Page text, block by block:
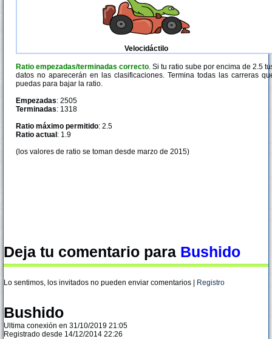
Velocidáctilo
Ratio empezadas/terminadas correcto. Si tu ratio sube por encima de 2.5
datos no aparecerán en las clasificaciones. Termina todas las carreras
puedas para bajar la ratio.
Empezadas: 2505
Terminadas: 1318
Ratio máximo permitido: 2.5
Ratio actual : 1.9
(los valores de ratio se toman desde marzo de 2015)
Deja tu comentario para Bushido
Lo sentimos, los invitados no pueden enviar comentarios | Registro
Bushido
Ultima conexión en 31/10/2019 21:05
Registrado desde 14/12/2014 22:26